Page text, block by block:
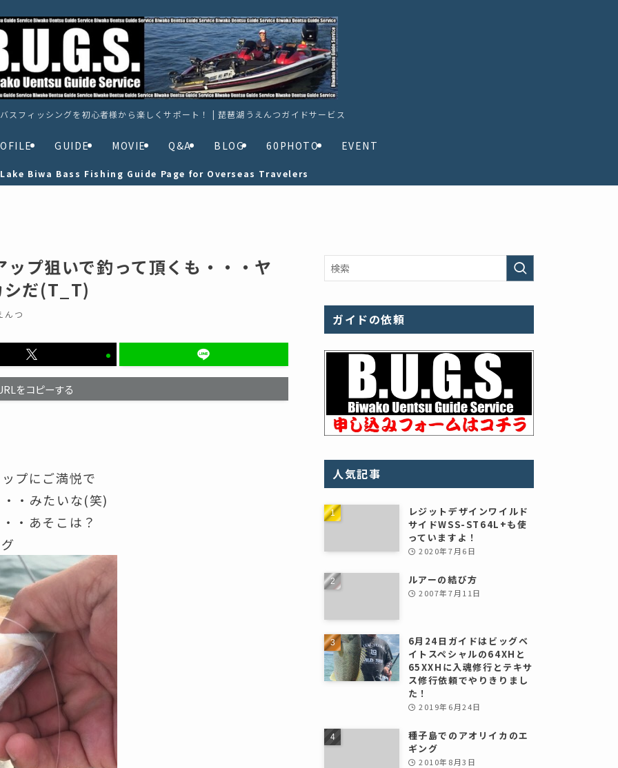
スフィッシングを初心者様から楽しくサポート！ | 琵琶湖うえんつガイドサービス
GUIDE MOVIE Q&A BLOG 60PHOTO EVENT
Lake Biwa Bass Fishing Guide Page for Overseas Travelers
プ狙いで釣って頂くも・・・ヤ
シだ(T_T)
んつ
をコピーする
プにご満悦で
・みたいな(笑)
・あそこは？
ガイドの依頼
人気記事
レジットデザインワイルド
サイドWSS-ST64L+も使
っていますよ！
2020年7月6日
ルアーの結び方
2007年7月11日
6月24日ガイドはビッグベ
イトスペシャルの64XHと
65XXHに入魂修行とテキサ
ス修行依頼でやりきりまし
た！
2019年6月24日
種子島でのアオリイカのエ
ギング
2010年8月3日